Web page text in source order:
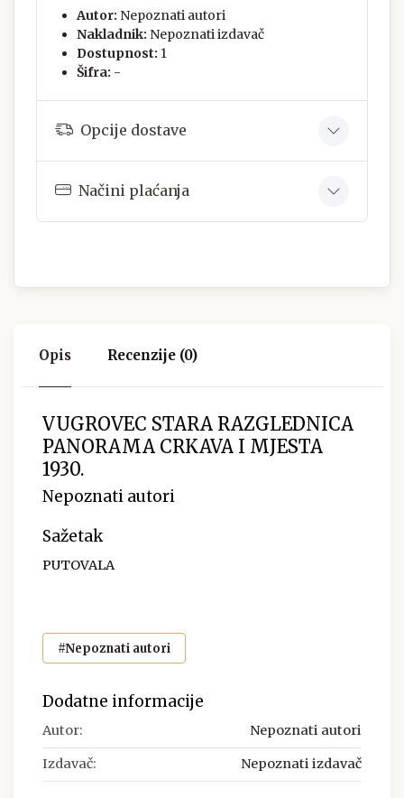
Autor: Nepoznati autori
Nakladnik: Nepoznati izdavač
Dostupnost: 1
Šifra: -
Opcije dostave
Načini plaćanja
Opis Recenzije (0)
VUGROVEC STARA RAZGLEDNICA
PANORAMA CRKAVA I MJESTA
1930.
Nepoznati autori
Sažetak
PUTOVALA
#Nepoznati autori
Dodatne informacije
Autor: Nepoznati autori
Izdavač: Nepoznati izdavač